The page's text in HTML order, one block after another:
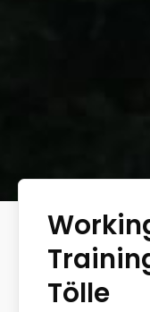
Tölle